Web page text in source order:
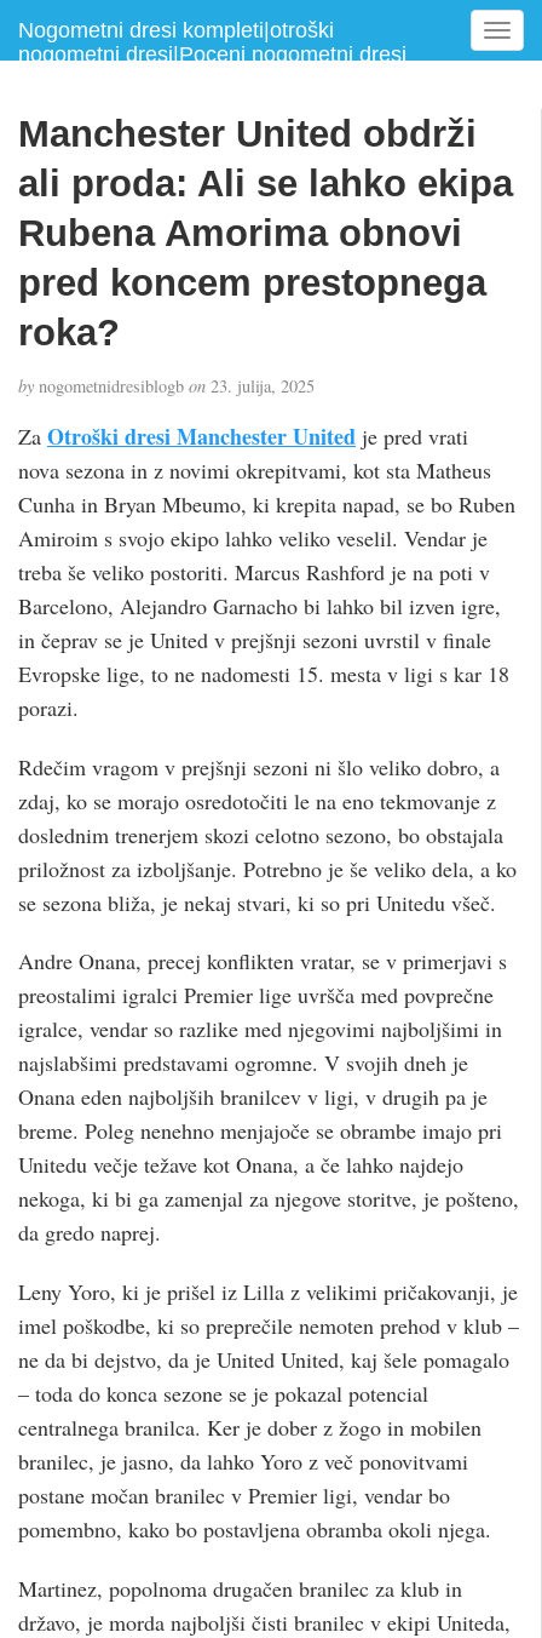
Nogometni dresi kompleti|otroški
nogometni dresi|Poceni nogometni dresi
T
o
n
Manchester United obdrži
ali proda: Ali se lahko ekipa
Rubena Amorima obnovi
pred koncem prestopnega
roka?
by nogometnidresiblogb on 23. julija, 2025
Za Otroški dresi Manchester United je pred vrati
nova sezona in z novimi okrepitvami, kot sta Matheus
Cunha in Bryan Mbeumo, ki krepita napad, se bo Ruben
Amiroim s svojo ekipo lahko veliko veselil. Vendar je
treba še veliko postoriti. Marcus Rashford je na poti v
Barcelono, Alejandro Garnacho bi lahko bil izven igre,
in čeprav se je United v prejšnji sezoni uvrstil v finale
Evropske lige, to ne nadomesti 15. mesta v ligi s kar 18
porazi.
Rdečim vragom v prejšnji sezoni ni šlo veliko dobro, a
zdaj, ko se morajo osredotočiti le na eno tekmovanje z
doslednim trenerjem skozi celotno sezono, bo obstajala
priložnost za izboljšanje. Potrebno je še veliko dela, a ko
se sezona bliža, je nekaj stvari, ki so pri Unitedu všeč.
Andre Onana, precej konflikten vratar, se v primerjavi s
preostalimi igralci Premier lige uvršča med povprečne
igralce, vendar so razlike med njegovimi najboljšimi in
najslabšimi predstavami ogromne. V svojih dneh je
Onana eden najboljših branilcev v ligi, v drugih pa je
breme. Poleg nenehno menjajoče se obrambe imajo pri
Unitedu večje težave kot Onana, a če lahko najdejo
nekoga, ki bi ga zamenjal za njegove storitve, je pošteno,
da gredo naprej.
Leny Yoro, ki je prišel iz Lilla z velikimi pričakovanji, je
imel poškodbe, ki so preprečile nemoten prehod v klub –
ne da bi dejstvo, da je United United, kaj šele pomagalo
– toda do konca sezone se je pokazal potencial
centralnega branilca. Ker je dober z žogo in mobilen
branilec, je jasno, da lahko Yoro z več ponovitvami
postane močan branilec v Premier ligi, vendar bo
pomembno, kako bo postavljena obramba okoli njega.
Martinez, popolnoma drugačen branilec za klub in
državo, je morda najboljši čisti branilec v ekipi Uniteda,